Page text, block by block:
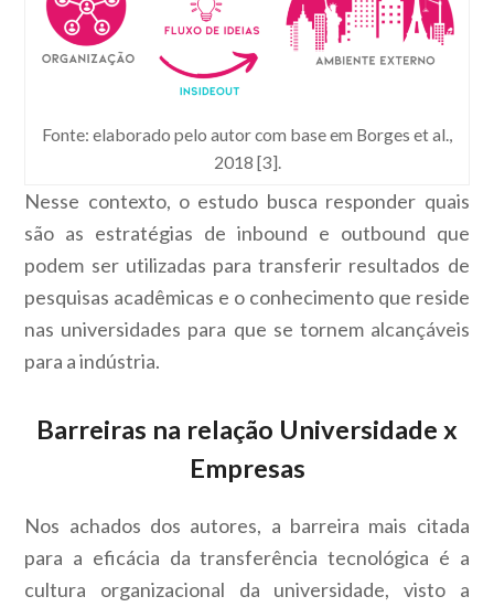
Fonte: elaborado pelo autor com base em Borges et al.,
2018 [3].
Nesse contexto, o estudo busca responder quais
são as estratégias de inbound e outbound que
podem ser utilizadas para transferir resultados de
pesquisas acadêmicas e o conhecimento que reside
nas universidades para que se tornem alcançáveis
para a indústria.
Barreiras na relação Universidade x
Empresas
Nos achados dos autores, a barreira mais citada
para a eficácia da transferência tecnológica é a
cultura organizacional da universidade, visto a